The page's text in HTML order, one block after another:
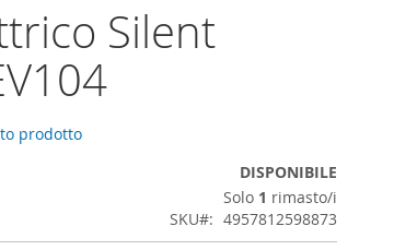
Silent
prodotto
DISPONIBILE
Solo 1 rimasto/i
SKU
4957812598873